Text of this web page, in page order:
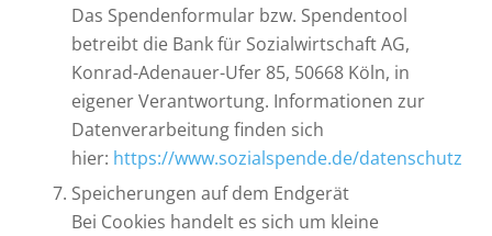
Das Spendenformular bzw. Spendentool
betreibt die Bank für Sozialwirtschaft AG,
Konrad-Adenauer-Ufer 85, 50668 Köln, in
eigener Verantwortung. Informationen zur
Datenverarbeitung finden sich
hier: https://www.sozialspende.de/datenschutz
Speicherungen auf dem Endgerät
Bei Cookies handelt es sich um kleine